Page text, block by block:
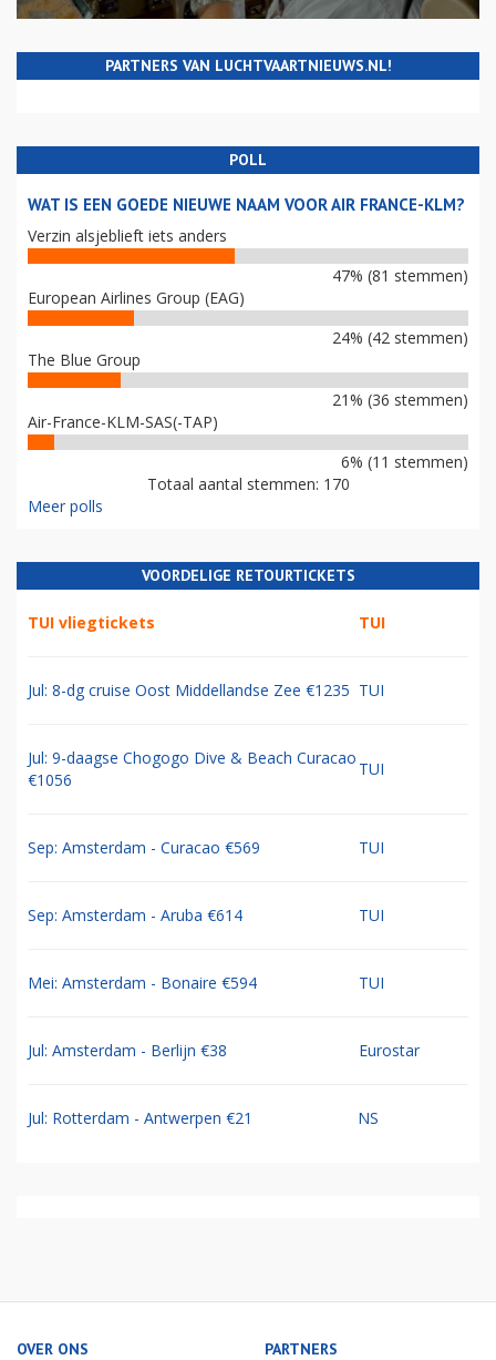
PARTNERS VAN LUCHTVAARTNIEUWS.NL!
POLL
WAT IS EEN GOEDE NIEUWE NAAM VOOR AIR FRANCE-KLM?
Verzin alsjeblieft iets anders
47% (81 stemmen)
European Airlines Group (EAG)
24% (42 stemmen)
The Blue Group
21% (36 stemmen)
Air-France-KLM-SAS(-TAP)
6% (11 stemmen)
Totaal aantal stemmen: 170
Meer polls
VOORDELIGE RETOURTICKETS
TUI vliegtickets TUI
Jul: 8-dg cruise Oost Middellandse Zee €1235 TUI
Jul: 9-daagse Chogogo Dive & Beach Curacao
€1056
TUI
Sep: Amsterdam - Curacao €569 TUI
Sep: Amsterdam - Aruba €614 TUI
Mei: Amsterdam - Bonaire €594 TUI
Jul: Amsterdam - Berlijn €38 Eurostar
Jul: Rotterdam - Antwerpen €21 NS
OVER ONS PARTNERS